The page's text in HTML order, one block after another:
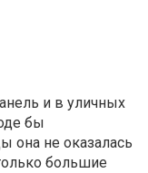
и в уличных
бы
она не оказалась
большие